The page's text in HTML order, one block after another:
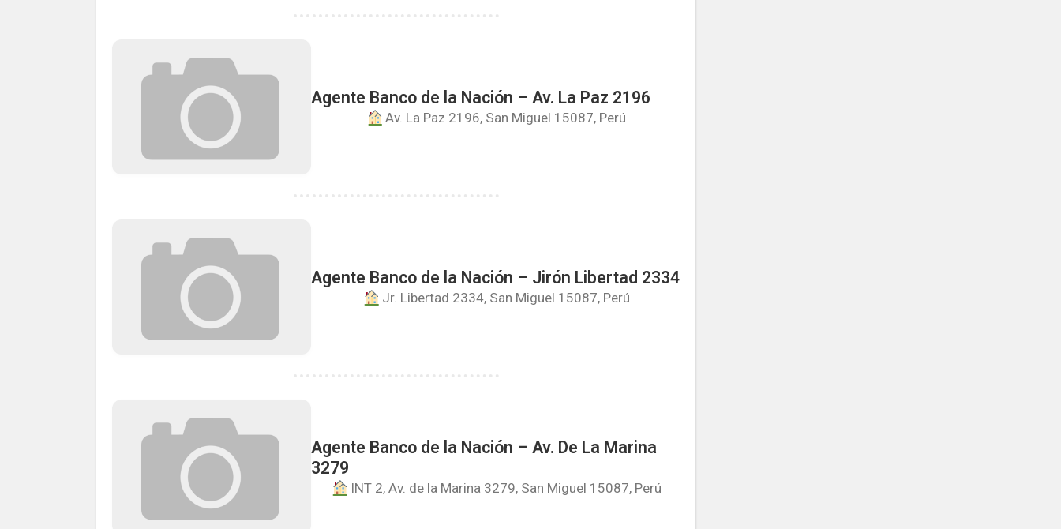
Agente Banco de la Nación – Av. La Paz 2196
Av. La Paz 2196, San Miguel 15087, Perú
Agente Banco de la Nación – Jirón Libertad 2334
Jr. Libertad 2334, San Miguel 15087, Perú
Agente Banco de la Nación – Av. De La Marina
3279
INT 2, Av. de la Marina 3279, San Miguel 15087, Perú